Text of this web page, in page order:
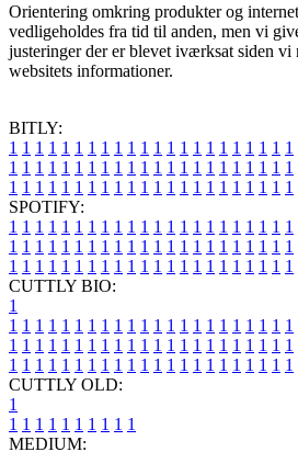
Orientering omkring produkter og
vedligeholdes fra tid til anden, men vi
justeringer der er blevet iværksat siden vi
websitets informationer.
BITLY:
1 1 1 1 1 1 1 1 1 1 1 1 1 1 1 1 1 1 1 1 1 1
1 1 1 1 1 1 1 1 1 1 1 1 1 1 1 1 1 1 1 1 1 1
1 1 1 1 1 1 1 1 1 1 1 1 1 1 1 1 1 1 1 1 1 1
SPOTIFY:
1 1 1 1 1 1 1 1 1 1 1 1 1 1 1 1 1 1 1 1 1 1
1 1 1 1 1 1 1 1 1 1 1 1 1 1 1 1 1 1 1 1 1 1
1 1 1 1 1 1 1 1 1 1 1 1 1 1 1 1 1 1 1 1 1 1
CUTTLY BIO:
1
1 1 1 1 1 1 1 1 1 1 1 1 1 1 1 1 1 1 1 1 1 1
1 1 1 1 1 1 1 1 1 1 1 1 1 1 1 1 1 1 1 1 1 1
1 1 1 1 1 1 1 1 1 1 1 1 1 1 1 1 1 1 1 1 1 1
CUTTLY OLD:
1
1 1 1 1 1 1 1 1 1 1
MEDIUM: